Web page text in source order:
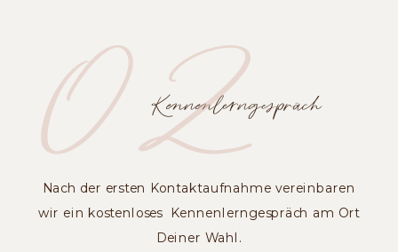
Nach der ersten Kontaktaufnahme vereinbaren
wir ein kostenloses Kennenlerngespräch am Ort
Deiner Wahl.
Kennenlerngespräch
02